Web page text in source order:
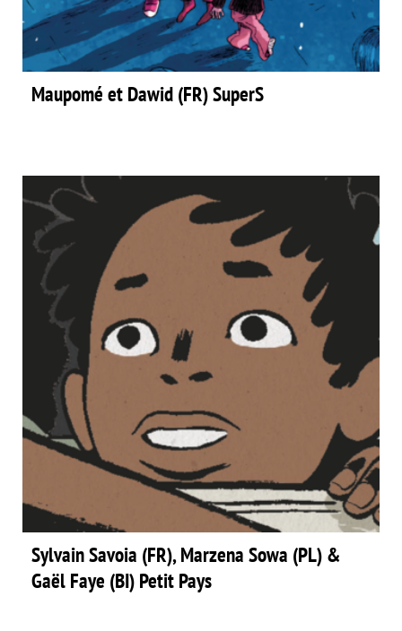
Maupomé et Dawid (FR) SuperS
Sylvain Savoia (FR), Marzena Sowa (PL) &
Gaël Faye (BI) Petit Pays